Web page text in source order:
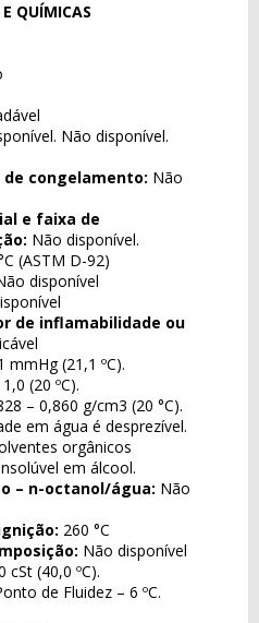
E QUÍMICAS
Não disponível.
congelamento: Não
e faixa de
Não disponível.
(ASTM D-92)
disponível
de inflamabilidade ou
mmHg (21,1 ºC).
1,0 (20 ºC).
– 0,860 g/cm3 (20 °C).
em água é desprezível.
orgânicos
em álcool.
– n-octanol/água: Não
260 °C
Não disponível
cSt (40,0 ºC).
de Fluidez – 6 ºC.